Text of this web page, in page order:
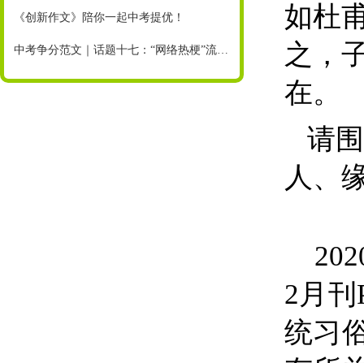
《创新作文》陪你一起中考提优！
中考争分范文｜话题十七：“网络热梗”流行，你也不会好好说话了吗
如杜
之，
在。
请
人、
2月刊
统习